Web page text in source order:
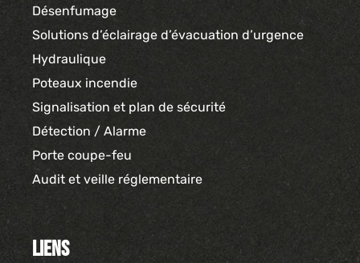
Désenfumage
Solutions d’éclairage d’évacuation d’urgence
Hydraulique
Poteaux incendie
Signalisation et plan de sécurité
Détection / Alarme
Porte coupe-feu
Audit et veille réglementaire
Liens